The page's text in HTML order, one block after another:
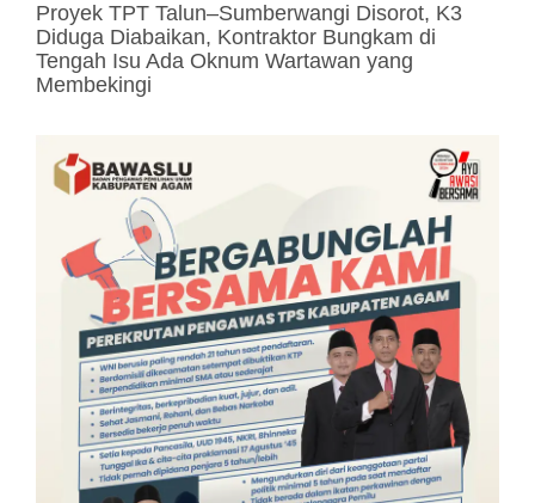
Proyek TPT Talun–Sumberwangi Disorot, K3
Diduga Diabaikan, Kontraktor Bungkam di
Tengah Isu Ada Oknum Wartawan yang
Membekingi